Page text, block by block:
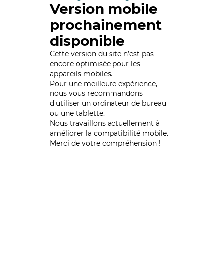
Version mobile
prochainement
disponible
Cette version du site n’est pas
encore optimisée pour les
appareils mobiles.
Pour une meilleure expérience,
nous vous recommandons
d'utiliser un ordinateur de bureau
ou une tablette.
Nous travaillons actuellement à
améliorer la compatibilité mobile.
Merci de votre compréhension !